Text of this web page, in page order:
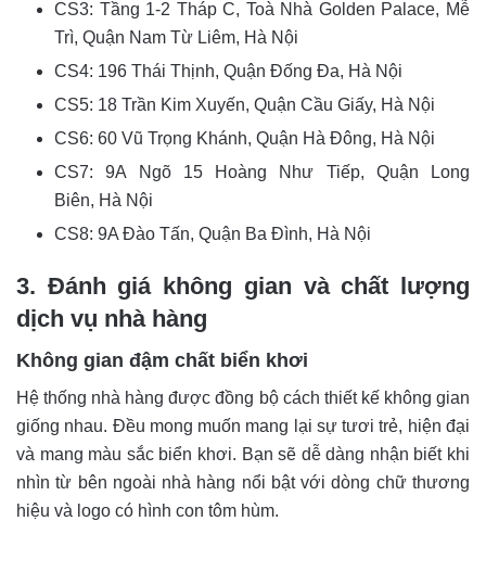
CS3: Tầng 1-2 Tháp C, Toà Nhà Golden Palace, Mễ
Trì, Quận Nam Từ Liêm, Hà Nội
CS4: 196 Thái Thịnh, Quận Đống Đa, Hà Nội
CS5: 18 Trần Kim Xuyến, Quận Cầu Giấy, Hà Nội
CS6: 60 Vũ Trọng Khánh, Quận Hà Đông, Hà Nội
CS7: 9A Ngõ 15 Hoàng Như Tiếp, Quận Long
Biên, Hà Nội
CS8: 9A Đào Tấn, Quận Ba Đình, Hà Nội
3. Đánh giá không gian và chất lượng
dịch vụ nhà hàng
Không gian đậm chất biển khơi
Hệ thống nhà hàng được đồng bộ cách thiết kế không gian
giống nhau. Đều mong muốn mang lại sự tươi trẻ, hiện đại
và mang màu sắc biển khơi. Bạn sẽ dễ dàng nhận biết khi
nhìn từ bên ngoài nhà hàng nổi bật với dòng chữ thương
hiệu và logo có hình con tôm hùm.